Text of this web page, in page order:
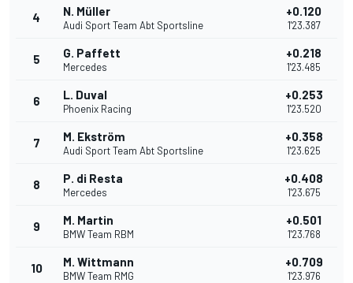
4 N. Müller
Audi Sport Team Abt Sportsline
+0.120
1'23.387
5 G. Paffett
Mercedes
+0.218
1'23.485
6 L. Duval
Phoenix Racing
+0.253
1'23.520
7 M. Ekström
Audi Sport Team Abt Sportsline
+0.358
1'23.625
8 P. di Resta
Mercedes
+0.408
1'23.675
9 M. Martin
BMW Team RBM
+0.501
1'23.768
10 M. Wittmann
BMW Team RMG
+0.709
1'23.976